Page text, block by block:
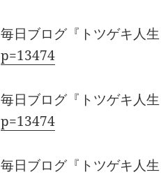
毎日ブログ『トツゲキ人
p=13474
毎日ブログ『トツゲキ人
p=13474
毎日ブログ『トツゲキ人